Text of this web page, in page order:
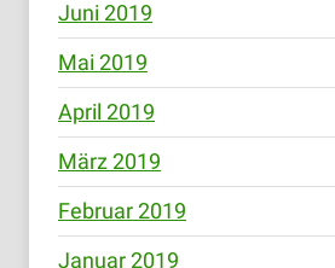
Juni 2019
Mai 2019
April 2019
März 2019
Februar 2019
Januar 2019